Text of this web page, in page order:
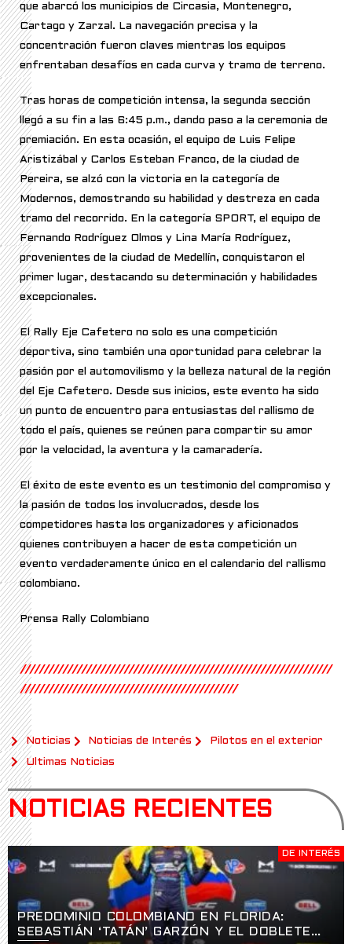
que abarcó los municipios de Circasia, Montenegro,
Cartago y Zarzal. La navegación precisa y la
concentración fueron claves mientras los equipos
enfrentaban desafíos en cada curva y tramo de terreno.
Tras horas de competición intensa, la segunda sección
llegó a su fin a las 6:45 p.m., dando paso a la ceremonia de
premiación. En esta ocasión, el equipo de Luis Felipe
Aristizábal y Carlos Esteban Franco, de la ciudad de
Pereira, se alzó con la victoria en la categoría de
Modernos, demostrando su habilidad y destreza en cada
tramo del recorrido. En la categoría SPORT, el equipo de
Fernando Rodríguez Olmos y Lina María Rodríguez,
provenientes de la ciudad de Medellín, conquistaron el
primer lugar, destacando su determinación y habilidades
excepcionales.
El Rally Eje Cafetero no solo es una competición
deportiva, sino también una oportunidad para celebrar la
pasión por el automovilismo y la belleza natural de la región
del Eje Cafetero. Desde sus inicios, este evento ha sido
un punto de encuentro para entusiastas del rallismo de
todo el país, quienes se reúnen para compartir su amor
por la velocidad, la aventura y la camaradería.
El éxito de este evento es un testimonio del compromiso y
la pasión de todos los involucrados, desde los
competidores hasta los organizadores y aficionados
quienes contribuyen a hacer de esta competición un
evento verdaderamente único en el calendario del rallismo
colombiano.
Prensa Rally Colombiano
//////////////////////////////////////////////////////////////////
//////////////////////////////////////////////
Noticias Noticias de Interés Pilotos en el exterior
Ultimas Noticias
NOTICIAS RECIENTES
DE INTERÉS
PREDOMINIO COLOMBIANO EN FLORIDA:
SEBASTIÁN ‘TATÁN’ GARZÓN Y EL DOBLETE